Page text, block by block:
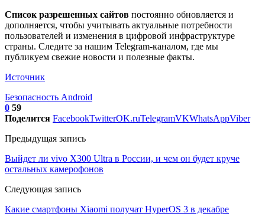
Список разрешенных сайтов постоянно обновляется и
дополняется, чтобы учитывать актуальные потребности
пользователей и изменения в цифровой инфраструктуре
страны. Следите за нашим Telegram-каналом, где мы
публикуем свежие новости и полезные факты.
Источник
Безопасность Android
0 59
Поделится FacebookTwitterOK.ruTelegramVKWhatsAppViber
Предыдущая запись
Выйдет ли vivo X300 Ultra в России, и чем он будет круче
остальных камерофонов
Следующая запись
Какие смартфоны Xiaomi получат HyperOS 3 в декабре